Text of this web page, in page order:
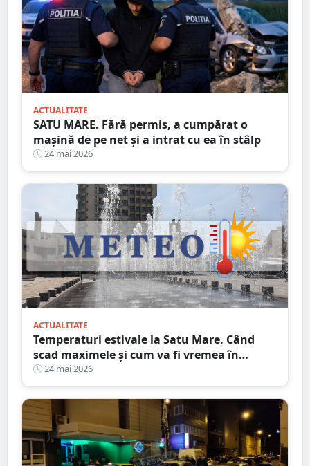
ACTUALITATE
SATU MARE. Fără permis, a cumpărat o
mașină de pe net și a intrat cu ea în stâlp
24 mai 2026
ACTUALITATE
Temperaturi estivale la Satu Mare. Când
scad maximele și cum va fi vremea în
weekend, de Zilele Orașului
24 mai 2026